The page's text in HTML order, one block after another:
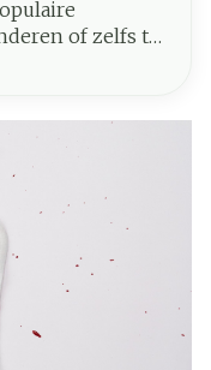
of zelfs te
een gezonder
aan te pas
bewezen dat
om te
is het ook niet
werpen we
gevolgen